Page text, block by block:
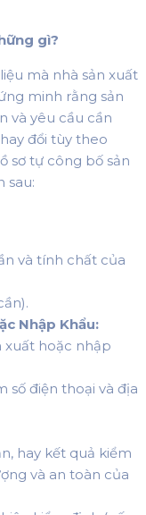
gì?
mà nhà sản xuất
minh rằng sản
và yêu cầu cần
đổi tùy theo
sơ tự công bố sản
sau:
và tính chất của
Nhập Khẩu:
xuất hoặc nhập
số điện thoại và địa
hay kết quả kiểm
và an toàn của